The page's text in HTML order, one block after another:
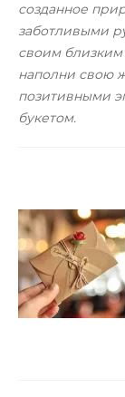
созданное
заботливыми
своим близким
наполни свою
позитивными
букетом.